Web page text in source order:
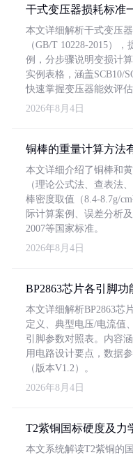
干式变压器损耗标准
本文详细解析干式变压
（GB/T 10228-2015）
例，分步骤说明变损计
实例表格，涵盖SCB10/
快速掌握变压器能效评估
2026年8月4日
铜棒的重量计算方法
本文详细介绍了铜棒和
（理论公式法、查表法
棒密度取值（8.4-8.7g/
际计算案例、误差分析
2007等国家标准。
2026年8月4日
BP2863芯片各引脚功
本文详细解析BP2863芯
定义、典型电压/电流值
引脚参数对照表。内容
用电路设计要点，数据
（版本V1.2）。
2026年8月4日
T2紫铜国标硬度及力
本文系统解读T2紫铜的